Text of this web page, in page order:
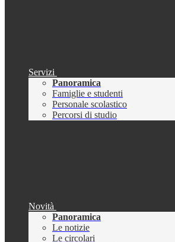
Servizi
Panoramica
Famiglie e studenti
Personale scolastico
Percorsi di studio
Novità
Panoramica
Le notizie
Le circolari